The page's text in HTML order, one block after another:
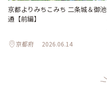
京都よりみちこみち 二条城＆御池
通【前編】
京都府 2026.06.14